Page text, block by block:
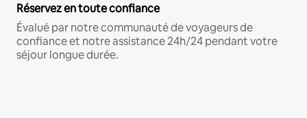
Réservez en toute confiance
Évalué par notre communauté de voyageurs de
confiance et notre assistance 24h/24 pendant votre
séjour longue durée.